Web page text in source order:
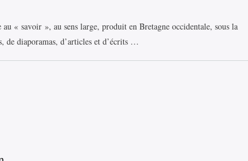
« savoir », au sens large, produit en Bretagne occidentale, sous la
de diaporamas, d’articles et d’écrits …